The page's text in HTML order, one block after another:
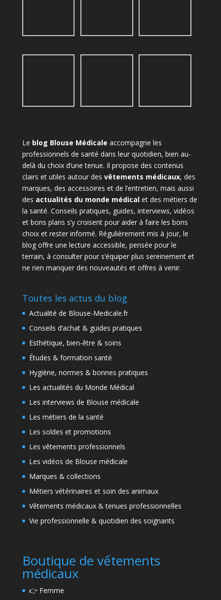
Le blog Blouse Médicale accompagne les
professionnels de santé dans leur quotidien, bien au-
delà du choix d’une tenue. Il propose des contenus
clairs et utiles autour des vêtements médicaux, des
marques, des accessoires et de l’entretien, mais aussi
des actualités du monde médicalet des métiers de
la santé. Conseils pratiques, guides, interviews, vidéos
et bons plans s’y croisent pour aider à faire les bons
choix et rester informé. Régulièrement mis à jour, le
blog offre une lecture accessible, pensée pour le
terrain, à consulter pour s’équiper plus sereinement et
ne rien manquer des nouveautés et offres à venir.
Toutes les actus du blog
Actualité de Blouse-Medicale.fr
Conseils d’achat & guides pratiques
Esthétique, bien-être & soins
Études & formation santé
Hygiène, normes & bonnes pratiques
Les actualités du Monde Médical
Les interviews de Blouse médicale
Les métiers de la santé
Les soldes et promotions
Les vêtements professionnels
Les vidéos de Blouse médicale
Marques & collections
Métiers vétérinaires et soin des animaux
Vêtements médicaux & tenues professionnelles
Vie professionnelle & quotidien des soignants
Boutique de vếtements
médicaux
👉 Femme